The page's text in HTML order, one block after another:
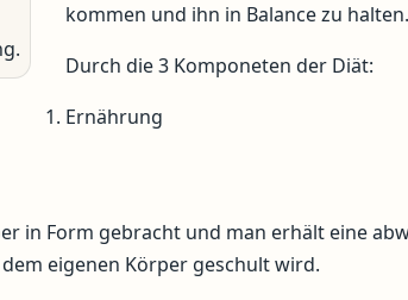
kommen und ihn in Balance zu halten.
Durch die 3 Komponeten der Diät:
Ernährung
in Form gebracht und man erhält eine
eigenen Körper geschult wird.